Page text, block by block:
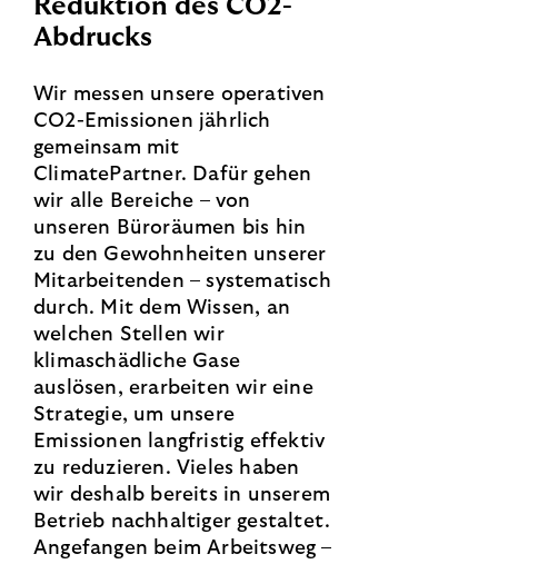
Reduktion des CO2-
Abdrucks
Wir messen unsere operativen
CO2-Emissionen jährlich
gemeinsam mit
ClimatePartner. Dafür gehen
wir alle Bereiche – von
unseren Büroräumen bis hin
zu den Gewohnheiten unserer
Mitarbeitenden – systematisch
durch. Mit dem Wissen, an
welchen Stellen wir
klimaschädliche Gase
auslösen, erarbeiten wir eine
Strategie, um unsere
Emissionen langfristig effektiv
zu reduzieren. Vieles haben
wir deshalb bereits in unserem
Betrieb nachhaltiger gestaltet.
Angefangen beim Arbeitsweg –